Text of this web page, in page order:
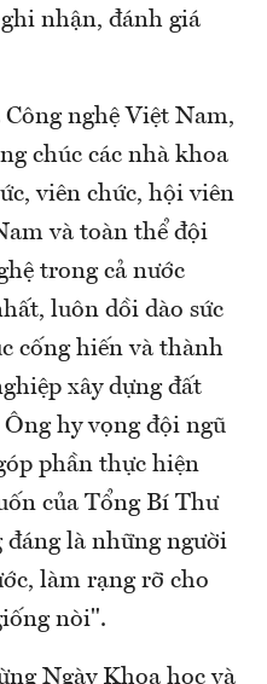
nhận, đánh giá
nghệ Việt Nam,
chúc các nhà khoa
viên chức, hội viên
và toàn thể đội
trong cả nước
luôn dồi dào sức
cống hiến và thành
xây dựng đất
hy vọng đội ngũ
phần thực hiện
của Tổng Bí Thư
đáng là những người
làm rạng rỡ cho
nòi".
Ngày Khoa học và